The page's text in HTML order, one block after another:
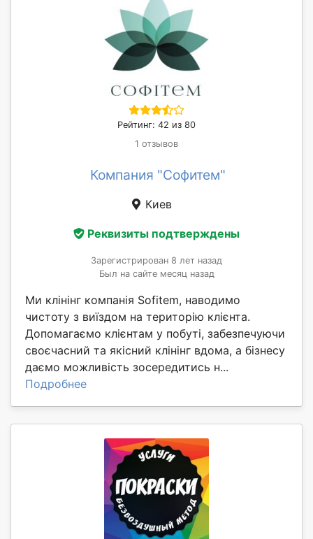
Рейтинг: 42 из 80
1 отзывов
Компания "Софитем"
Киев
Реквизиты подтверждены
Зарегистрирован 8 лет назад
Был на сайте месяц назад
Ми клінінг компанія Sofitem, наводимо
чистоту з виїздом на територію клієнта.
Допомагаємо клієнтам у побуті, забезпечуючи
своєчасний та якісний клінінг вдома, а бізнесу
даємо можливість зосередитись н...
Подробнее